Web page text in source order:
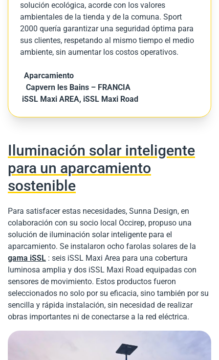
solución ecológica, acorde con los valores
ambientales de la tienda y de la comuna. Sport
2000 quería garantizar una seguridad óptima para
sus clientes, respetando al mismo tiempo el medio
ambiente, sin aumentar los costos operativos.
Aparcamiento
Capvern les Bains – FRANCIA
iSSL Maxi AREA, iSSL Maxi Road
Iluminación solar inteligente
para un aparcamiento
sostenible
Para satisfacer estas necesidades, Sunna Design, en
colaboración con su socio local Occirep, propuso una
solución de iluminación solar inteligente para el
aparcamiento. Se instalaron ocho farolas solares de la
gama iSSL : seis iSSL Maxi Area para una cobertura
luminosa amplia y dos iSSL Maxi Road equipadas con
sensores de movimiento. Estos productos fueron
seleccionados no solo por su eficacia, sino también por su
sencilla y rápida instalación, sin necesidad de realizar
obras importantes ni de conectarse a la red eléctrica.